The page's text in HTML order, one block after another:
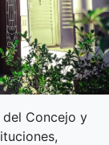
Concejo y